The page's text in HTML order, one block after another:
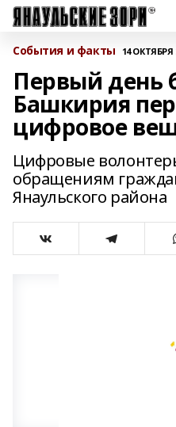
События и факты 14 ОКТЯБРЯ
Первый день
Башкирия
цифровое
Цифровые
обращениям
Янаульского района